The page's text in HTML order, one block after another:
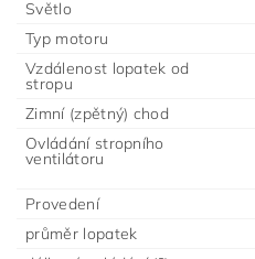
Světlo
Typ motoru
Vzdálenost lopatek od
stropu
Zimní (zpětný) chod
Ovládání stropního
ventilátoru
Provedení
průměr lopatek